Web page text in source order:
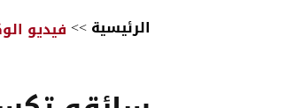
الرئيسية>>فيديو